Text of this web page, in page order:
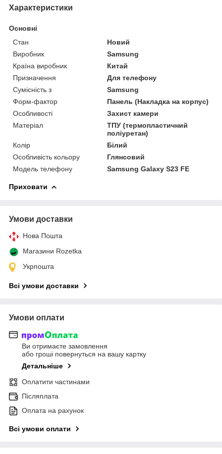
Характеристики
Основні
Стан
Новий
Виробник
Samsung
Країна виробник
Китай
Призначення
Для телефону
Сумісність з
Samsung
Форм-фактор
Панель (Накладка на корпус)
Особливості
Захист камери
Матеріал
ТПУ (термопластичний
поліуретан)
Колір
Білий
Особливість кольору
Глянсовий
Модель телефону
Samsung Galaxy S23 FE
Приховати
Умови доставки
Нова Пошта
Магазини Rozetka
Укрпошта
Всі умови доставки
Умови оплати
Ви отримаєте замовлення
або гроші повернуться на вашу картку
Детальніше
Оплатити частинами
Післяплата
Оплата на рахунок
Всі умови оплати